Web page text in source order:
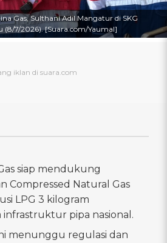
Gas, Sulthani Adil Mangatur di SKG
(8/7/2026). [Suara.com/Yaumal]
siap mendukung
Compressed Natural Gas
LPG 3 kilogram
pipa nasional.
menunggu regulasi dan